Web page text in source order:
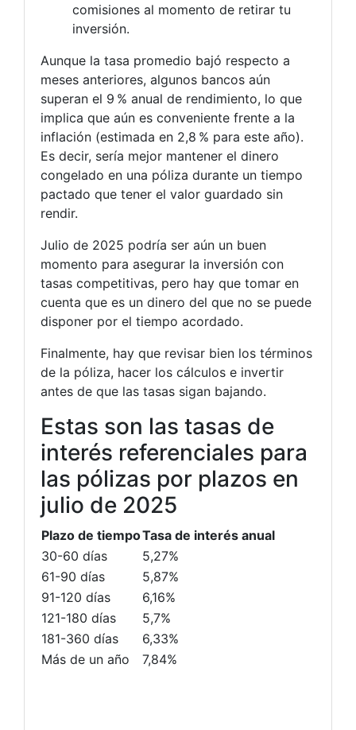
comisiones al momento de retirar tu
inversión.
Aunque la tasa promedio bajó respecto a
meses anteriores, algunos bancos aún
superan el 9 % anual de rendimiento, lo que
implica que aún es conveniente frente a la
inflación (estimada en 2,8 % para este año).
Es decir, sería mejor mantener el dinero
congelado en una póliza durante un tiempo
pactado que tener el valor guardado sin
rendir.
Julio de 2025 podría ser aún un buen
momento para asegurar la inversión con
tasas competitivas, pero hay que tomar en
cuenta que es un dinero del que no se puede
disponer por el tiempo acordado.
Finalmente, hay que revisar bien los términos
de la póliza, hacer los cálculos e invertir
antes de que las tasas sigan bajando.
Estas son las tasas de
interés referenciales para
las pólizas por plazos en
julio de 2025
Plazo de tiempoTasa de interés anual
30-60 días
5,27%
61-90 días
5,87%
91-120 días
6,16%
121-180 días
5,7%
181-360 días
6,33%
Más de un año
7,84%